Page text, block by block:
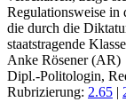
Regulationsweise in
die durch die
staatstragende
Anke Rösener (AR)
Dipl.-Politologin,
Rubrizierung: 2.65 |